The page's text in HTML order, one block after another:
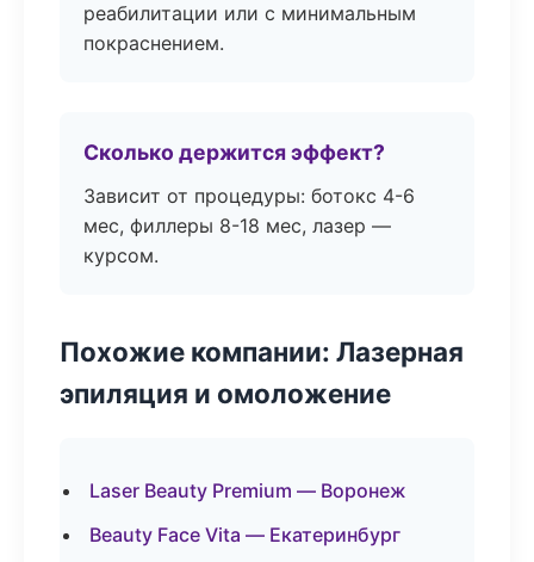
реабилитации или с минимальным
покраснением.
Сколько держится эффект?
Зависит от процедуры: ботокс 4-6
мес, филлеры 8-18 мес, лазер —
курсом.
Похожие компании: Лазерная
эпиляция и омоложение
Laser Beauty Premium — Воронеж
Beauty Face Vita — Екатеринбург